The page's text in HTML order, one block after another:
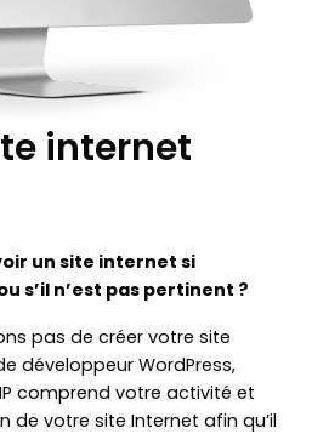
internet
un site internet si
s’il n’est pas pertinent ?
pas de créer votre site
développeur WordPress,
comprend votre activité et
de votre site Internet afin qu’il